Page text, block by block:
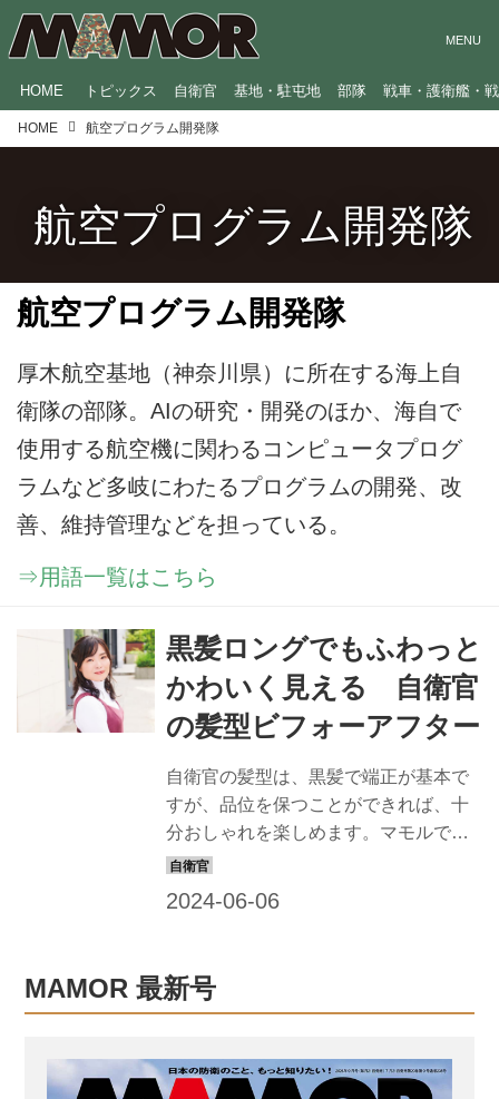
HOME トピックス 自衛官 基地・駐屯地 部隊 戦車・護衛艦・
HOME 航空プログラム開発隊
航空プログラム開発隊
航空プログラム開発隊
厚木航空基地（神奈川県）に所在する海上自
衛隊の部隊。AIの研究・開発のほか、海自で
使用する航空機に関わるコンピュータプログ
ラムなど多岐にわたるプログラムの開発、改
善、維持管理などを担っている。
⇒用語一覧はこちら
黒髪ロングでもふわっと
かわいく見える 自衛官
の髪型ビフォーアフター
自衛官の髪型は、黒髪で端正が基本で
すが、品位を保つことができれば、十
分おしゃれを楽しめます。マモルで
は、すてきな隊員の姿は最高の広報に
タイルなので、ぜひチャレンジを！
【教えてくれたヘアスタイリスト】
表参道にある「NORA HAIR SALON」
にてサロンワークをこなすほか、アー
MAMOR 最新号